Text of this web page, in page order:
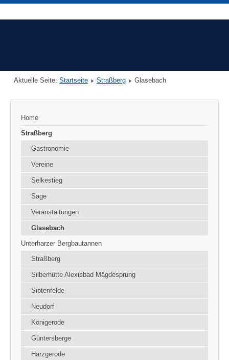
Aktuelle Seite: Startseite Straßberg Glasebach
Home
Straßberg
Gastronomie
Vereine
Selkestieg
Sage
Veranstaltungen
Glasebach
Unterharzer Bergbautannen
Straßberg
Silberhütte Alexisbad Mägdesprung
Siptenfelde
Neudorf
Königerode
Güntersberge
Harzgerode